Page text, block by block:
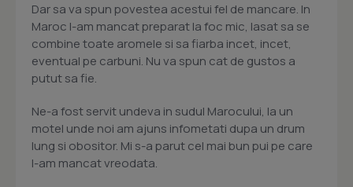
Dar sa va spun povestea acestui fel de mancare. In
Maroc l-am mancat preparat la foc mic, lasat sa se
combine toate aromele si sa fiarba incet, incet,
eventual pe carbuni. Nu va spun cat de gustos a
putut sa fie.
Ne-a fost servit undeva in sudul Marocului, la un
motel unde noi am ajuns infometati dupa un drum
lung si obositor. Mi s-a parut cel mai bun pui pe care
l-am mancat vreodata.